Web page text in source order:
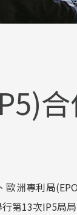
洲專利局
第13次IP5局